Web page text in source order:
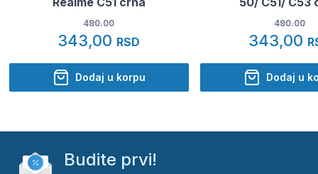
490.00
343,00 RSD
Dodaj u korpu
490.00
343,00
Dodaj u
Budite prvi!